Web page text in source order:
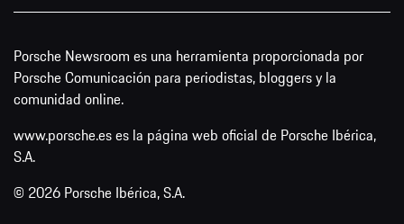
Porsche Newsroom es una herramienta proporcionada por
Porsche Comunicación para periodistas, bloggers y la
comunidad online.
www.porsche.es es la página web oficial de Porsche Ibérica,
S.A.
© 2026 Porsche Ibérica, S.A.